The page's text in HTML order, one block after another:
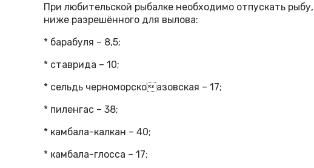
При любительской рыбалке необходимо отпускать
ниже разрешённого для вылова:
* барабуля – 8,5;
* ставрида – 10;
* сельдь черноморскоазовская – 17;
* пиленгас – 38;
* камбала-калкан – 40;
* камбала-глосса – 17;